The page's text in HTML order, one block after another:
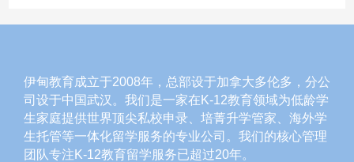
伊甸教育成立于2008年，总部设于加拿大多伦多，分公
司设于中国武汉。我们是一家在K-12教育领域为低龄学
生家庭提供世界顶尖私校申录、培菁升学管家、海外学
生托管等一体化留学服务的专业公司。我们的核心管理
团队专注K-12教育留学服务已超过20年。